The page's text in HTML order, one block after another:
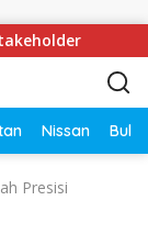
Nissan
Presisi